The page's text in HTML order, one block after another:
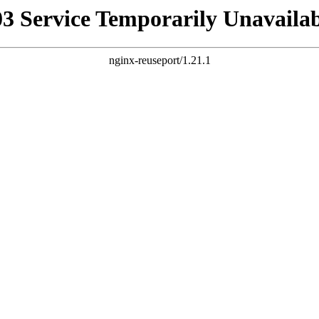
Service Temporarily
nginx-reuseport/1.21.1